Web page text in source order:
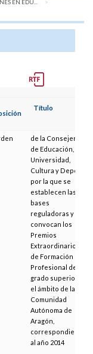
EN EDU...
Título
de la Consejera
de Educación,
Universidad,
Cultura y Deporte,
por la que se
establecen las
bases
reguladoras y se
convocan los
Premios
Extraordinarios
de Formación
Profesional de
grado superior en
el ámbito de la
Comunidad
Autónoma de
Aragón,
correspondientes
al año 2014